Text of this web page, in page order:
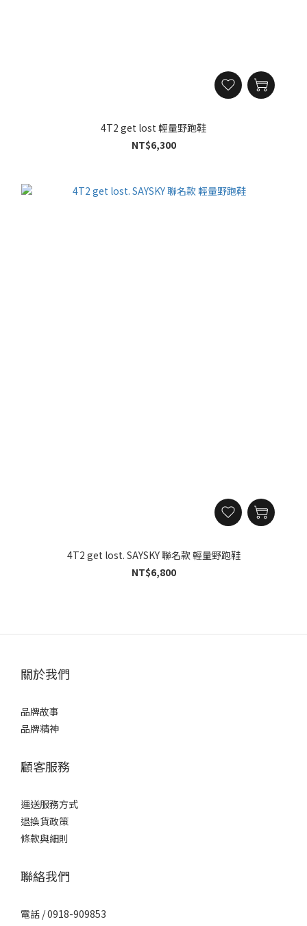
4T2 get lost 輕量野跑鞋
NT$6,300
4T2 get lost. SAYSKY 聯名款 輕量野跑鞋
NT$6,800
關於我們
品牌故事
品牌精神
顧客服務
運送服務方式
退換貨政策
條款與細則
聯絡我們
電話 / 0918-909853